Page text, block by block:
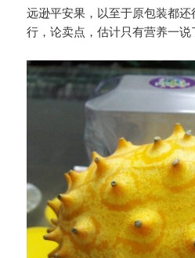
远逊平安果，以至于原包装都
行，论卖点，估计只有营养一说